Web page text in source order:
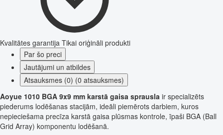
Kvalitātes garantija Tikai oriģināli produkti
Par šo preci
Jautājumi un atbildes
Atsauksmes (0) (0 atsauksmes)
Aoyue 1010 BGA 9x9 mm karstā gaisa sprausla ir specializēts
piederums lodēšanas stacijām, ideāli piemērots darbiem, kuros
nepieciešama precīza karstā gaisa plūsmas kontrole, īpaši BGA (Ball
Grid Array) komponentu lodēšanā.